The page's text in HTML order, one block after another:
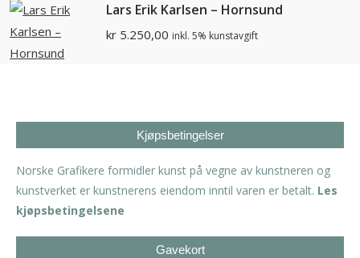
Lars Erik Karlsen – Hornsund
kr 5.250,00 inkl. 5% kunstavgift
Kjøpsbetingelser
Norske Grafikere formidler kunst på vegne av kunstneren og
kunstverket er kunstnerens eiendom inntil varen er betalt. Les
kjøpsbetingelsene
Gavekort